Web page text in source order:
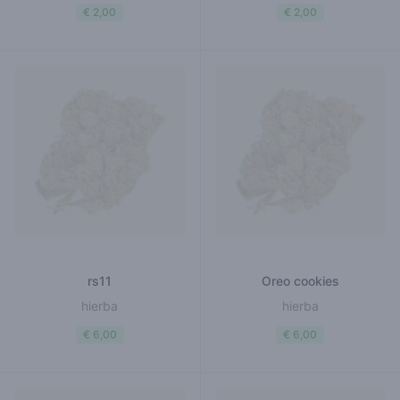
€ 2,00 € 2,00
rs11
hierba
€ 6,00
Oreo cookies
hierba
€ 6,00